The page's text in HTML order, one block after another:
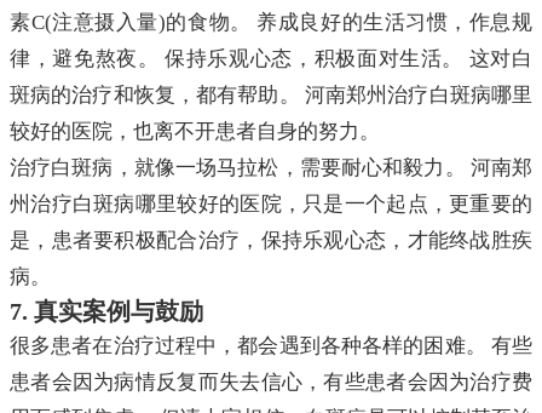
素C(注意摄入量)的食物。 养成良好的生活习惯，作息规
律，避免熬夜。 保持乐观心态，积极面对生活。 这对白
斑病的治疗和恢复，都有帮助。 河南郑州治疗白斑病哪里
较好的医院，也离不开患者自身的努力。
治疗白斑病，就像一场马拉松，需要耐心和毅力。 河南郑
州治疗白斑病哪里较好的医院，只是一个起点，更重要的
是，患者要积极配合治疗，保持乐观心态，才能终战胜疾
病。
7. 真实案例与鼓励
很多患者在治疗过程中，都会遇到各种各样的困难。 有些
患者会因为病情反复而失去信心，有些患者会因为治疗费